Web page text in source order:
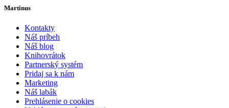
Martinus
Kontakty
Náš príbeh
Náš blog
Knihovrátok
Partnerský systém
Pridaj sa k nám
Marketing
Náš labák
Prehlásenie o cookies